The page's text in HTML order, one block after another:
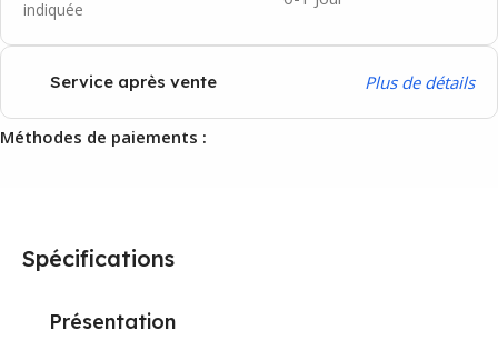
indiquée
Service après vente Plus de détails
Méthodes de paiements :
Spécifications
Présentation